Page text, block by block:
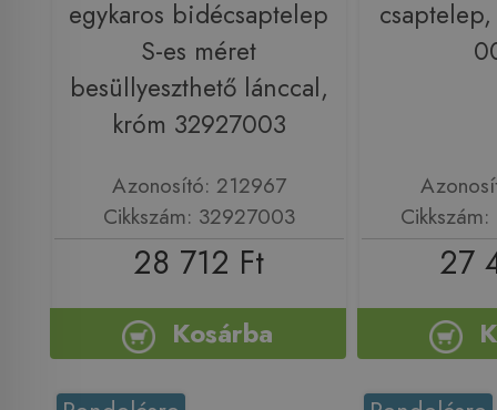
egykaros bidécsaptelep
S-es méret
besüllyeszthető lánccal,
króm 32927003
Azonosító: 212967
Cikkszám: 32927003
28 712 Ft
Kosárba
27